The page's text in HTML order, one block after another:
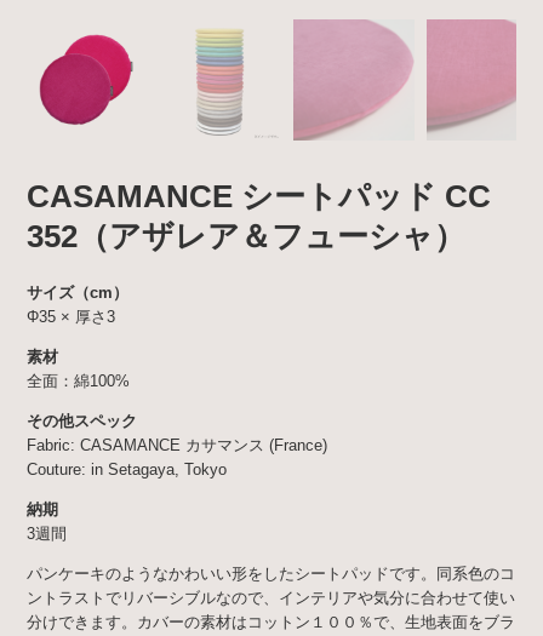
CASAMANCE シートパッド CC
352（アザレア＆フューシャ）
サイズ（cm）
Φ35 × 厚さ3
素材
全面：綿100%
その他スペック
Fabric: CASAMANCE カサマンス (France)
Couture: in Setagaya, Tokyo
納期
3週間
パンケーキのようなかわいい形をしたシートパッドです。同系色のコ
ントラストでリバーシブルなので、インテリアや気分に合わせて使い
分けできます。カバーの素材はコットン１００％で、生地表面をブラ